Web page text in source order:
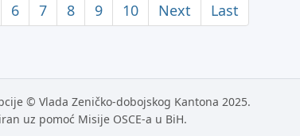
6 7 8 9 10 Next Last
© Vlada Zeničko-dobojskog Kantona 2025.
uz pomoć Misije OSCE-a u BiH.